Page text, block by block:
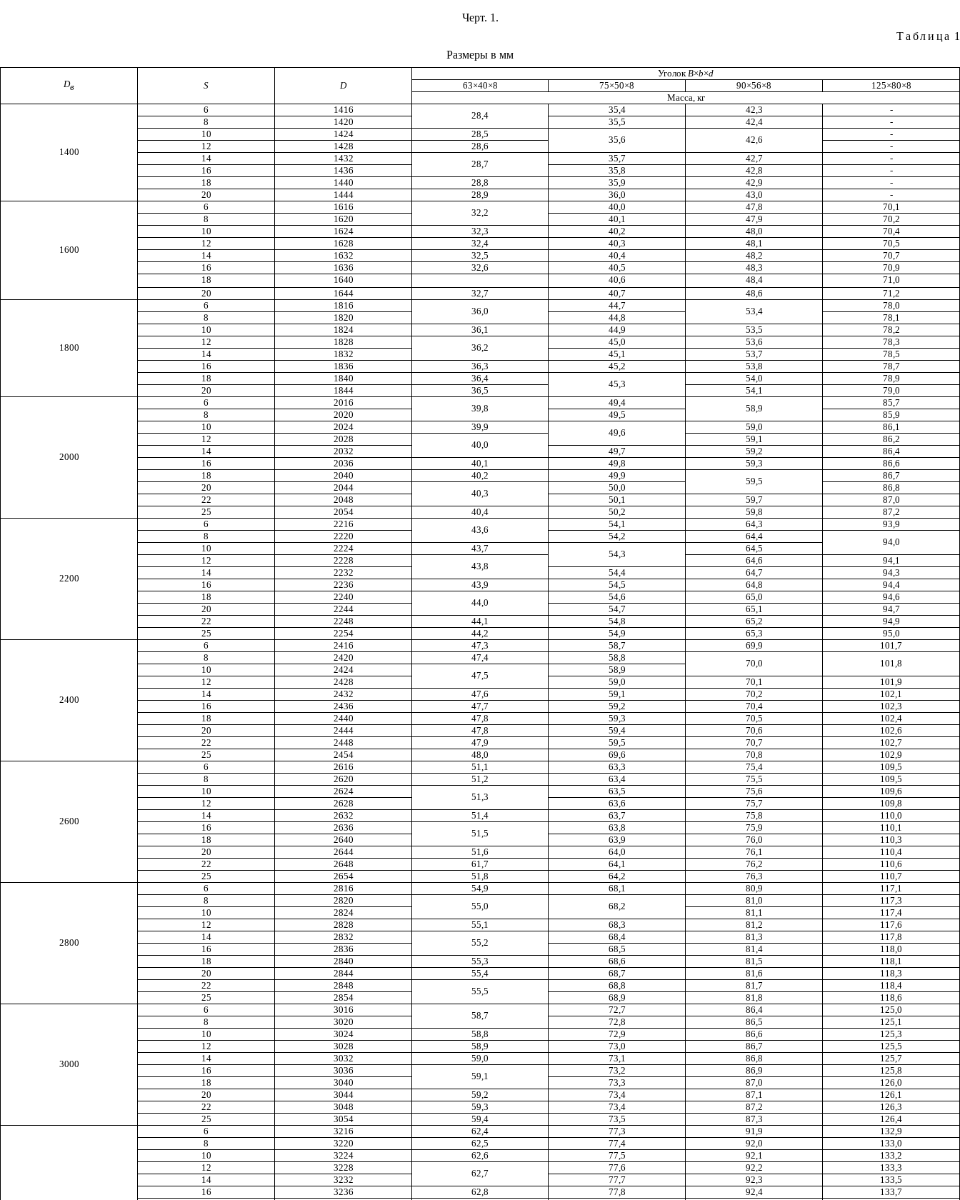
Черт. 1.
Таблица 1
Размеры в мм
Dв S D
УголокB×b×d
63×40×8
75×50×8 90×56×8
125×80×8
Масса, кг
1400
6 1416
28,4
35,4 42,3
-
8
1420 35,5 42,4
-
10
1424 28,5
35,6 42,6
-
12
1428 28,6
-
14
1432
28,7
35,7 42,7
-
16
1436 35,8 42,8
-
18
1440 28,8 35,9 42,9
-
20
1444 28,9 36,0 43,0 -
1600
6 1616
32,2
40,0 47,8
70,1
8
1620 40,1 47,9
70,2
10
1624 32,3 40,2 48,0
70,4
12
1628 32,4 40,3 48,1
70,5
14
1632 32,5 40,4 48,2
70,7
16
1636 32,6 40,5 48,3
70,9
18
1640 40,6 48,4
71,0
20
1644 32,7 40,7 48,6 71,2
1800
6 1816
36,0
44,7
53,4
78,0
8
1820 44,8
78,1
10
1824 36,1 44,9 53,5
78,2
12
1828
36,2
45,0 53,6
78,3
14
1832 45,1 53,7
78,5
16
1836 36,3 45,2 53,8
78,7
18
1840 36,4
45,3
54,0
78,9
20
1844 36,5 54,1 79,0
2000
6 2016
39,8
49,4
58,9
85,7
8
2020 49,5
85,9
10
2024 39,9
49,6
59,0
86,1
12
2028
40,0
59,1
86,2
14
2032 49,7 59,2
86,4
16
2036 40,1 49,8 59,3
86,6
18
2040 40,2 49,9
59,5
86,7
20
2044
40,3
50,0
86,8
22
2048 50,1 59,7
87,0
25
2054 40,4 50,2 59,8 87,2
2200
6 2216
43,6
54,1 64,3
93,9
8
2220 54,2 64,4
94,0
10 2224 43,7
54,3
64,5
12
2228
43,8
64,6
94,1
14
2232 54,4 64,7
94,3
16
2236 43,9 54,5 64,8
94,4
18
2240
44,0
54,6 65,0
94,6
20
2244 54,7 65,1
94,7
22
2248 44,1 54,8 65,2
94,9
25
2254 44,2 54,9 65,3 95,0
2400
6 2416 47,3 58,7 69,9
101,7
8
2420 47,4 58,8
70,0 101,8
10 2424
47,5
58,9
12
2428 59,0 70,1
101,9
14
2432 47,6 59,1 70,2
102,1
16
2436 47,7 59,2 70,4
102,3
18
2440 47,8 59,3 70,5
102,4
20
2444 47,8 59,4 70,6
102,6
22
2448 47,9 59,5 70,7
102,7
25
2454 48,0 69,6 70,8 102,9
2600
6 2616 51,1 63,3 75,4
109,5
8
2620 51,2 63,4 75,5
109,5
10
2624
51,3
63,5 75,6
109,6
12
2628 63,6 75,7
109,8
14
2632 51,4 63,7 75,8
110,0
16
2636
51,5
63,8 75,9
110,1
18
2640 63,9 76,0
110,3
20
2644 51,6 64,0 76,1
110,4
22
2648 61,7 64,1 76,2
110,6
25
2654 51,8 64,2 76,3 110,7
2800
6 2816 54,9 68,1 80,9
117,1
8
2820
55,0 68,2
81,0
117,3
10
2824 81,1
117,4
12
2828 55,1 68,3 81,2
117,6
14
2832
55,2
68,4 81,3
117,8
16
2836 68,5 81,4
118,0
18
2840 55,3 68,6 81,5
118,1
20
2844 55,4 68,7 81,6
118,3
22
2848
55,5
68,8 81,7
118,4
25
2854 68,9 81,8 118,6
3000
6 3016
58,7
72,7 86,4
125,0
8
3020 72,8 86,5
125,1
10
3024 58,8 72,9 86,6
125,3
12
3028 58,9 73,0 86,7
125,5
14
3032 59,0 73,1 86,8
125,7
16
3036
59,1
73,2 86,9
125,8
18
3040 73,3 87,0
126,0
20
3044 59,2 73,4 87,1
126,1
22
3048 59,3 73,4 87,2
126,3
25
3054 59,4 73,5 87,3
126,4
6
3216 62,4 77,3 91,9
132,9
8
3220 62,5 77,4 92,0
133,0
10
3224 62,6 77,5 92,1
133,2
12
3228
62,7
77,6 92,2
133,3
14
3232 77,7 92,3
133,5
16
3236 62,8 77,8 92,4
133,7